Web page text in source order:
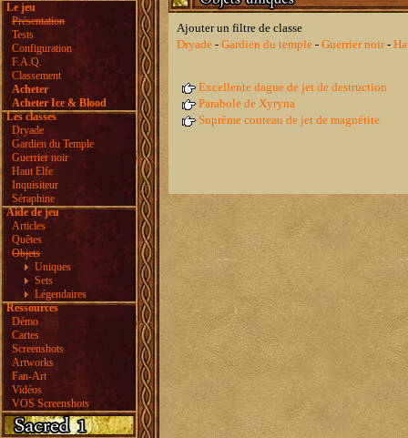
Le jeu
Présentation
Tests
Configuration
F.A.Q.
Classement
Acheter
Acheter Ice & Blood
Les classes
Dryade
Gardien du Temple
Guerrier noir
Haut Elfe
Inquisiteur
Séraphine
Aide de jeu
Articles
Quêtes
Objets
Uniques
Sets
Légendaires
Ressources
Démo
Cartes
Screenshots
Artworks
Fan-Art
Vidéos
VOS Screenshots
Ajouter un filtre de classe
Dryade - Gardien du temple - Guerrier noir-
Excellente dague de jet de destruction
Parabole de Xyryna
Suprême couteau de jet de magnétite